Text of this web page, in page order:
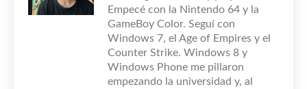
Empecé con la Nintendo 64 y la
GameBoy Color. Seguí con
Windows 7, el Age of Empires y el
Counter Strike. Windows 8 y
Windows Phone me pillaron
empezando la universidad y, al